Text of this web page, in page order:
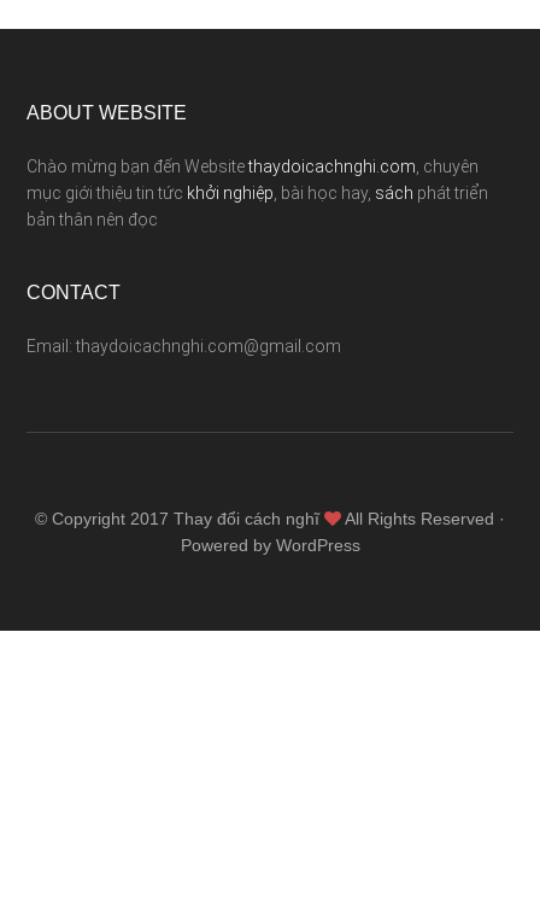
ABOUT WEBSITE
Chào mừng bạn đến Websitethaydoicachnghi.com , chuyên
mục giới thiệu tin tức khởi nghiệp , bài học hay, sách phát triển
bản thân nên đọc
CONTACT
Email: thaydoicachnghi.com@gmail.com
© Copyright 2017 Thay đổi cách nghĩ
All Rights Reserved ·
Powered by WordPress